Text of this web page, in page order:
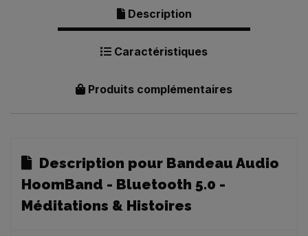
Description
Caractéristiques
Produits complémentaires
Description pour Bandeau Audio
HoomBand - Bluetooth 5.0 -
Méditations & Histoires